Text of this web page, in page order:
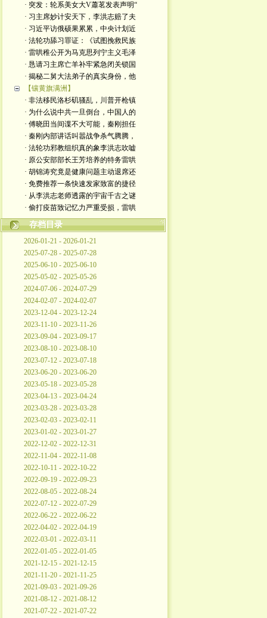
· 突发：轮系美女大V蕭茗发表声明“
· 习主席妙计安天下，李洪志赔了夫
· 习近平访俄硕果累累，中央计划近
· 法轮功舔习罪证：《试图挽救民族
· 雷哄稚公开为马克思列宁主义毛泽
· 恳请习主席亡羊补牢紧急闭关锁国
· 揭秘二舅大法弟子的真实身份，他
【镶黄旗满洲】
· 非法移民洛杉矶骚乱，川普开枪镇
· 为什么说中共一旦倒台，中国人的
· 傅晓田当间谍不大可能，秦刚担任
· 秦刚内部讲话叫嚣战争杀气腾腾，
· 法轮功邪教组织真的象李洪志吹嘘
· 原公安部部长王芳培养的特务雷哄
· 胡锦涛究竟是健康问题主动退席还
· 免费推荐一条快速发家致富的捷径
· 从李洪志老师透露的宇宙千古之谜
· 偷打疫苗致记忆力严重受损，雷哄
存档目录
2026-01-21 - 2026-01-21
2025-07-28 - 2025-07-28
2025-06-10 - 2025-06-10
2025-05-02 - 2025-05-26
2024-07-06 - 2024-07-29
2024-02-07 - 2024-02-07
2023-12-04 - 2023-12-24
2023-11-10 - 2023-11-26
2023-09-04 - 2023-09-17
2023-08-10 - 2023-08-10
2023-07-12 - 2023-07-18
2023-06-20 - 2023-06-20
2023-05-18 - 2023-05-28
2023-04-13 - 2023-04-24
2023-03-28 - 2023-03-28
2023-02-03 - 2023-02-11
2023-01-02 - 2023-01-27
2022-12-02 - 2022-12-31
2022-11-04 - 2022-11-08
2022-10-11 - 2022-10-22
2022-09-19 - 2022-09-23
2022-08-05 - 2022-08-24
2022-07-12 - 2022-07-29
2022-06-22 - 2022-06-22
2022-04-02 - 2022-04-19
2022-03-01 - 2022-03-11
2022-01-05 - 2022-01-05
2021-12-15 - 2021-12-15
2021-11-20 - 2021-11-25
2021-09-03 - 2021-09-26
2021-08-12 - 2021-08-12
2021-07-22 - 2021-07-22